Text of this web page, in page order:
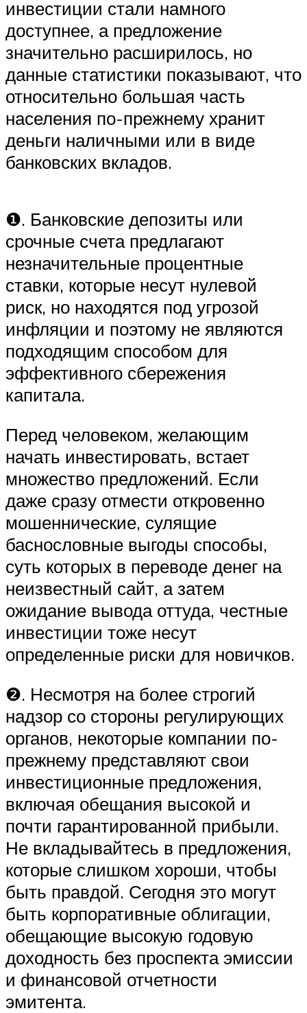
инвестиции стали намного
доступнее, а предложение
значительно расширилось, но
данные статистики показывают, что
относительно большая часть
населения по-прежнему хранит
деньги наличными или в виде
банковских вкладов.
❶. Банковские депозиты или
срочные счета предлагают
незначительные процентные
ставки, которые несут нулевой
риск, но находятся под угрозой
инфляции и поэтому не являются
подходящим способом для
эффективного сбережения
капитала.
Перед человеком, желающим
начать инвестировать, встает
множество предложений. Если
даже сразу отмести откровенно
мошеннические, сулящие
баснословные выгоды способы,
суть которых в переводе денег на
неизвестный сайт, а затем
ожидание вывода оттуда, честные
инвестиции тоже несут
определенные риски для новичков.
❷. Несмотря на более строгий
надзор со стороны регулирующих
органов, некоторые компании по-
прежнему представляют свои
инвестиционные предложения,
включая обещания высокой и
почти гарантированной прибыли.
Не вкладывайтесь в предложения,
которые слишком хороши, чтобы
быть правдой. Сегодня это могут
быть корпоративные облигации,
обещающие высокую годовую
доходность без проспекта эмиссии
и финансовой отчетности
эмитента.